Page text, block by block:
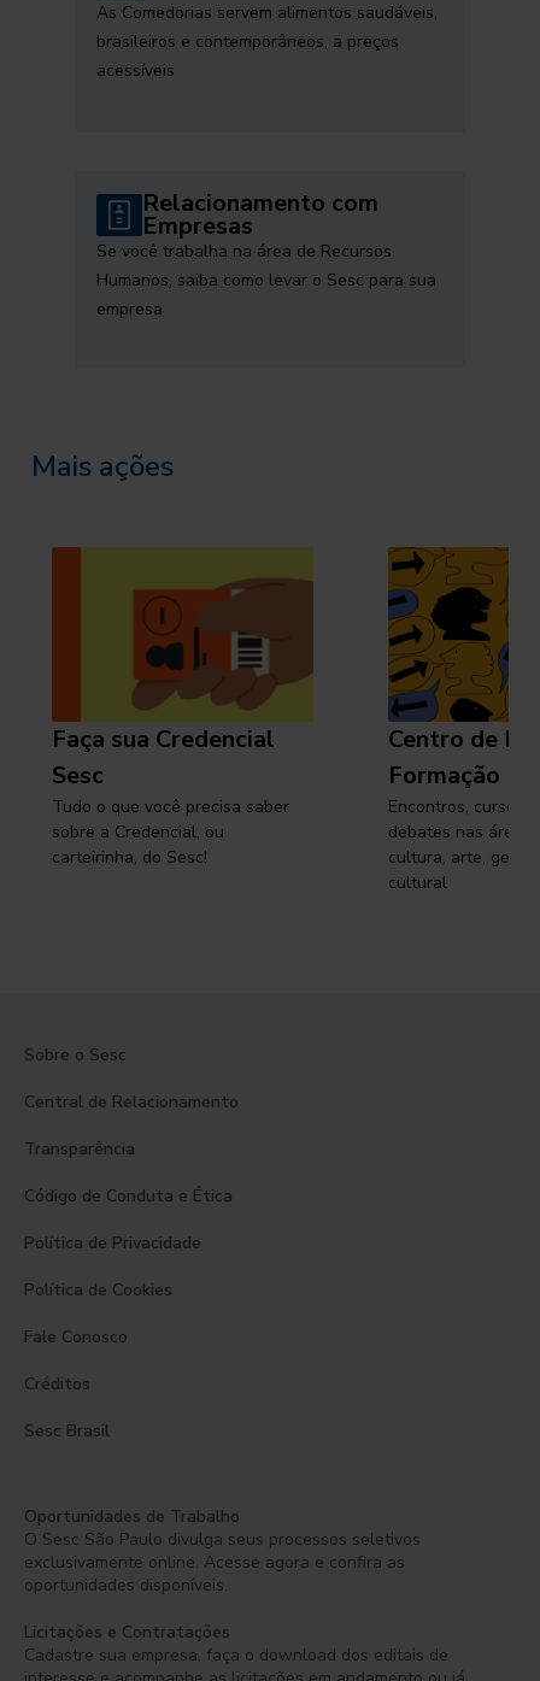
As Comedorias servem alimentos saudáveis,
brasileiros e contemporâneos, a preços
acessíveis
Relacionamento com
Empresas
Se você trabalha na área de Recursos
Humanos, saiba como levar o Sesc para sua
empresa
Mais ações
Faça sua Credencial
Sesc
Tudo o que você precisa saber
sobre a Credencial, ou
carteirinha, do Sesc!
Centro de
Formação
Encontros, cursos,
debates nas áreas
cultura, arte,
cultural
Sobre o Sesc
Central de Relacionamento
Transparência
Código de Conduta e Ética
Política de Privacidade
Política de Cookies
Fale Conosco
Créditos
Sesc Brasil
Oportunidades de Trabalho
O Sesc São Paulo divulga seus processos seletivos
exclusivamente online. Acesse agora e confira as
oportunidades disponíveis.
Licitações e Contratações
Cadastre sua empresa, faça o download dos editais de